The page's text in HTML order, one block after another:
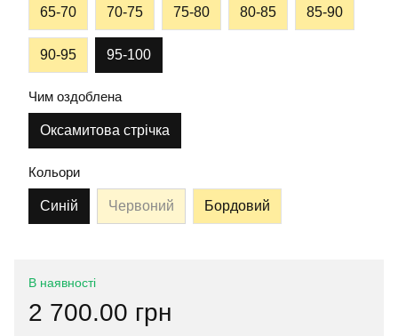
65-70 70-75 75-80 80-85 85-90
90-95 95-100
Чим оздоблена
Оксамитова стрічка
Кольори
Синій Червоний Бордовий
В наявності
2 700.00 грн